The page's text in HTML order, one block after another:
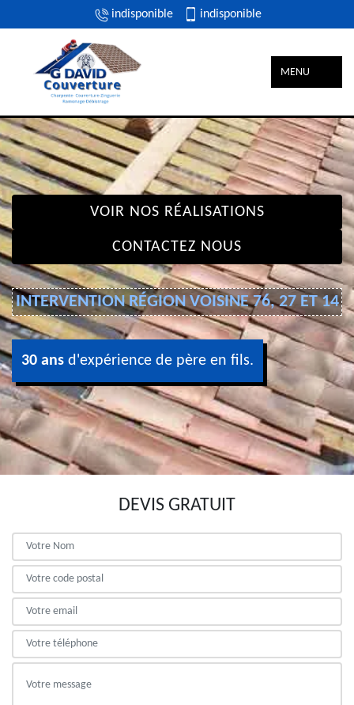
indisponible indisponible
MENU
VOIR NOS RÉALISATIONS
CONTACTEZ NOUS
INTERVENTION RÉGION VOISINE 76, 27 ET 14
30 ans d'expérience de père en fils.
DEVIS GRATUIT